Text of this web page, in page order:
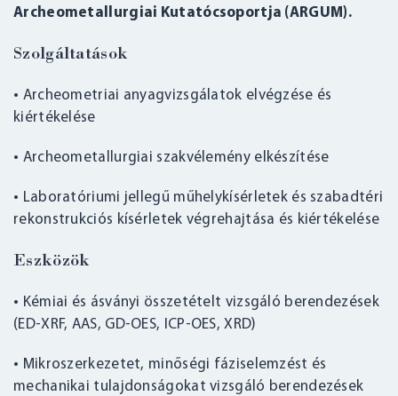
Archeometallurgiai Kutatócsoportja (ARGUM).
Szolgáltatások
• Archeometriai anyagvizsgálatok elvégzése és
kiértékelése
• Archeometallurgiai szakvélemény elkészítése
• Laboratóriumi jellegű műhelykísérletek és szabadtéri
rekonstrukciós kísérletek végrehajtása és kiértékelése
Eszközök
• Kémiai és ásványi összetételt vizsgáló berendezések
(ED-XRF, AAS, GD-OES, ICP-OES, XRD)
• Mikroszerkezetet, minőségi fáziselemzést és
mechanikai tulajdonságokat vizsgáló berendezések